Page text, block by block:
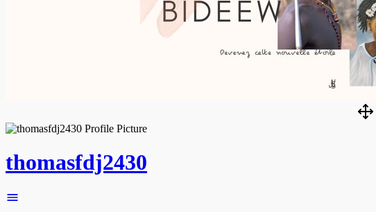
thomasfdj2430